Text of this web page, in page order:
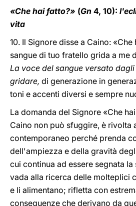
«Che hai fatto?» (Gn 4, 10):
vita
10. Il Signore disse a Caino:
sangue di tuo fratello grida a me
La voce del sangue versato
gridare, di generazione in
toni e accenti diversi e sempre
La domanda del Signore «Che
Caino non può sfuggire, è rivolta
contemporaneo perché prenda
dell'ampiezza e della gravità
cui continua ad essere segnata
vada alla ricerca delle molteplici
e li alimentano; rifletta con
conseguenze che derivano da